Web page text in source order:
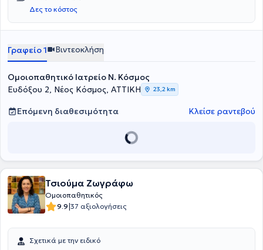
Δες το κόστος
Γραφείο 1 Βιντεοκλήση
Ομοιοπαθητικό Ιατρείο Ν. Κόσμος
Ευδόξου 2, Νέος Κόσμος, ΑΤΤΙΚΗ
23,2 km
Επόμενη διαθεσιμότητα Κλείσε ραντεβού
Τσιούμα Ζωγράφω
Ομοιοπαθητικός
9.9|37 αξιολογήσεις
Σχετικά με την ειδικό